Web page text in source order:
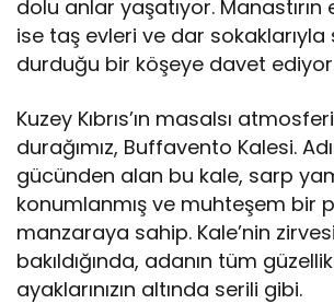
dolu anlar yaşatıyor. Manastırın
ise taş evleri ve dar sokaklarıyla
durduğu bir köşeye davet
Kuzey Kıbrıs’ın masalsı
durağımız, Buffavento Kalesi.
gücünden alan bu kale, sarp
konumlanmış ve muhteşem bir
manzaraya sahip. Kale’nin
bakıldığında, adanın tüm
ayaklarınızın altında serili gibi.